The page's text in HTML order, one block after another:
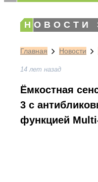
НОВОСТИ
Главная Новости
14 лет назад
Ёмкостная
3 с
функцией